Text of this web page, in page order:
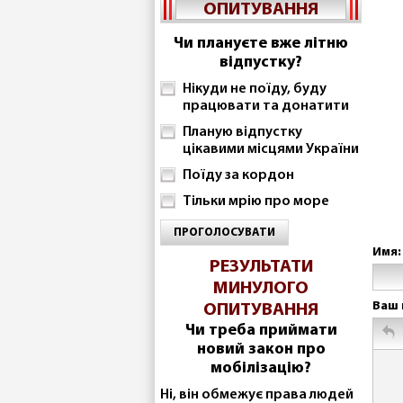
ОПИТУВАННЯ
Чи плануєте вже літню
відпустку?
Нікуди не поїду, буду
працювати та донатити
Планую відпустку
цікавими місцями України
Поїду за кордон
Тільки мрію про море
ПРОГОЛОСУВАТИ
РЕЗУЛЬТАТИ
МИНУЛОГО
ОПИТУВАННЯ
Чи треба приймати
новий закон про
мобілізацію?
Ні, він обмежує права людей
Имя:
Ваш